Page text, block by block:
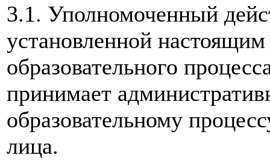
3.1. Уполномоченный
установленной
образовательного
принимает
образовательному
лица.